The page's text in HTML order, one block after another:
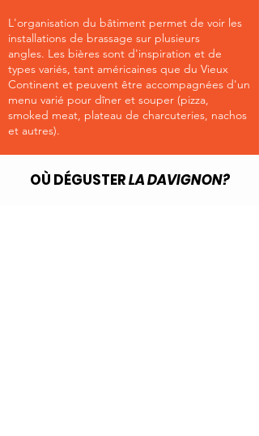
L'organisation du bâtiment permet de voir les
installations de brassage sur plusieurs
angles. Les bières sont d'inspiration et de
types variés, tant américaines que du Vieux
Continent et peuvent être accompagnées d'un
menu varié pour dîner et souper (pizza,
smoked meat, plateau de charcuteries, nachos
et autres).
OÙ DÉGUSTERLA DAVIGNON?